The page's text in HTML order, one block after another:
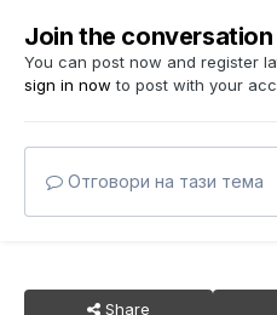
Join the conversation
You can post now and register
sign in now to post with your
Отговори на тази тема
Share